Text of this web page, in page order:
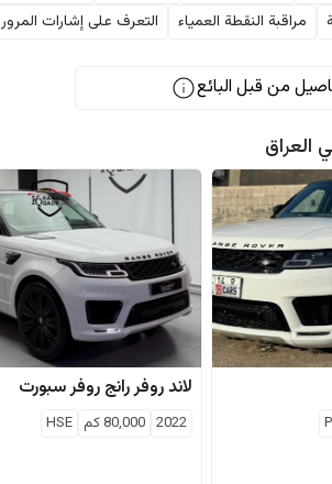
مراقبة النقطة العمياء التعرف على إشارات المرور
من قبل البائع
العراق
لاند روفررانج روفر سبورت
2022
80,000كم HSE